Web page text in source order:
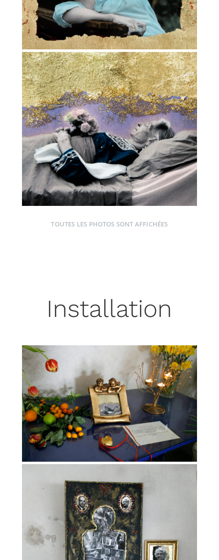
TOUTES LES PHOTOS SONT AFFICHÉES
Installation